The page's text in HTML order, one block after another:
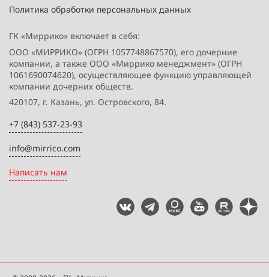
Политика обработки персональных данных
ГК «Миррико» включает в себя:
ООО «МИРРИКО» (ОГРН 1057748867570), его дочерние
компании, а также ООО «Миррико менеджмент» (ОГРН
1061690074620), осуществляющее функцию управляющей
компании дочерних обществ.
420107, г. Казань, ул. Островского, 84.
+7 (843) 537-23-93
info@mirrico.com
Написать нам